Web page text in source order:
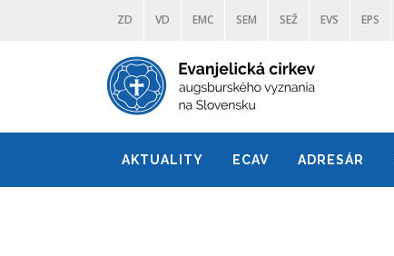
ZD VD EMC SEM SEŽ EVS EPS
AKTUALITY ECAV ADRESÁR